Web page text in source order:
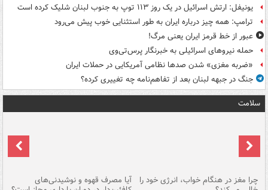
یونیفل: ارتش اسرائیل در یک روز ۱۱۳ توپ به جنوب لبنان شلیک کرده است
ترامپ: همه چیز درباره ایران به طور استثنایی خوب پیش می‌رود
عبور از خط قرمز ایران یعنی مرگ!
حمله نیروهای اسرائیلی به خبرنگار پرس‌تی‌وی
«ضربه مغزی» شدن صدها نظامی آمریکایی در حملات ایران
جنگ در جبهه لبنان بعد از تفاهم‌نامه چه تغییری کرده؟
سلامت
چرا مغز در هنگام خواب، انرژی خود را آیا مصرف قهوه و نوشیدنی‌های